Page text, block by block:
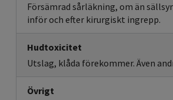
Försämrad sårläkning, om än
inför och efter kirurgiskt ingrepp.
Hudtoxicitet
Utslag, klåda förekommer. Även
Övrigt